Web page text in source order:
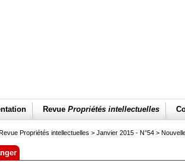
Revue Propriétés intellectuelles
Propriétés intellectuelles > Janvier 2015 - N°54 >